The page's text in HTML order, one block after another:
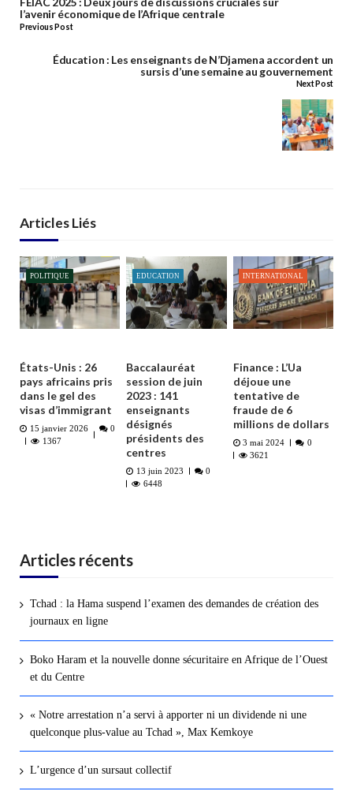
l’avenir économique de l’Afrique centrale
Previous Post
Éducation : Les enseignants de N’Djamena accordent un
sursis d’une semaine au gouvernement
Next Post
Articles Liés
POLITIQUE
États-Unis : 26
pays africains pris
dans le gel des
visas d’immigrant
15 janvier 2026
0
1367
EDUCATION
Baccalauréat
session de juin
2023 : 141
enseignants
désignés
présidents des
centres
13 juin 2023
0
6448
INTERNATIONAL
Finance : L’Ua
déjoue une
tentative de
fraude de 6
millions de dollars
3 mai 2024
0
3621
Articles récents
Tchad : la Hama suspend l’examen des demandes de création des
journaux en ligne
Boko Haram et la nouvelle donne sécuritaire en Afrique de l’Ouest
et du Centre
« Notre arrestation n’a servi à apporter ni un dividende ni une
quelconque plus-value au Tchad », Max Kemkoye
L’urgence d’un sursaut collectif